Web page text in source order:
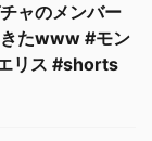
ャのメンバー
たwww #モン
リス #shorts